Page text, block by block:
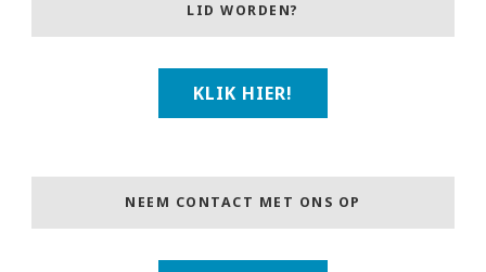
LID WORDEN?
KLIK HIER!
NEEM CONTACT MET ONS OP